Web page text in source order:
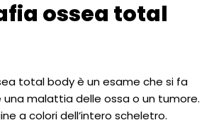
ossea total
total body è un esame che si fa
malattia delle ossa o un tumore.
a colori dell’intero scheletro.